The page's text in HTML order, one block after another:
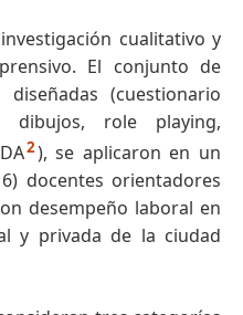
cualitativo y
El conjunto de
(cuestionario
dibujos, role playing,
2), se aplicaron en un
docentes orientadores
desempeño laboral en
y privada de la ciudad